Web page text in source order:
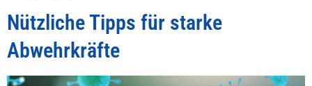
Nützliche Tipps für starke
Abwehrkräfte